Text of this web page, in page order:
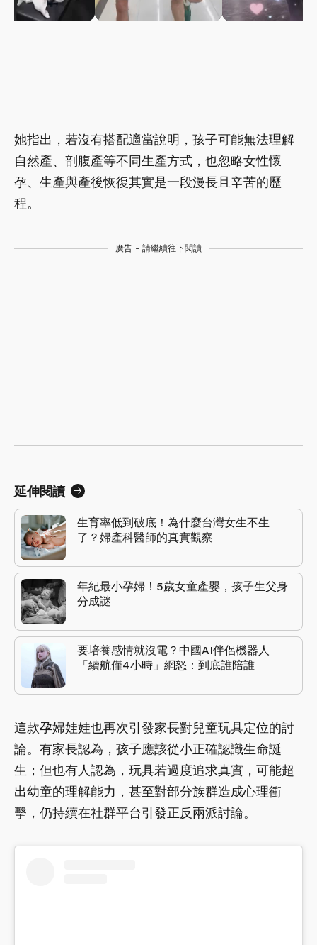
她指出，若沒有搭配適當說明，孩子可能無法理解
自然產、剖腹產等不同生產方式，也忽略女性懷
孕、生產與產後恢復其實是一段漫長且辛苦的歷
程。
廣告 - 請繼續往下閱讀
延伸閱讀
生育率低到破底！為什麼台灣女生不生
了？婦產科醫師的真實觀察
年紀最小孕婦！5歲女童產嬰，孩子生父身
分成謎
要培養感情就沒電？中國AI伴侶機器人
「續航僅4小時」網怒：到底誰陪誰
這款孕婦娃娃也再次引發家長對兒童玩具定位的討
論。有家長認為，孩子應該從小正確認識生命誕
生；但也有人認為，玩具若過度追求真實，可能超
出幼童的理解能力，甚至對部分族群造成心理衝
擊，仍持續在社群平台引發正反兩派討論。